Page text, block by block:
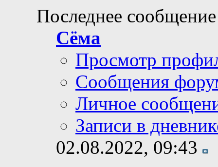
Последнее
Сёма
Просмотр
Сообщения
Личное
Записи в
02.08.2022, 09:43